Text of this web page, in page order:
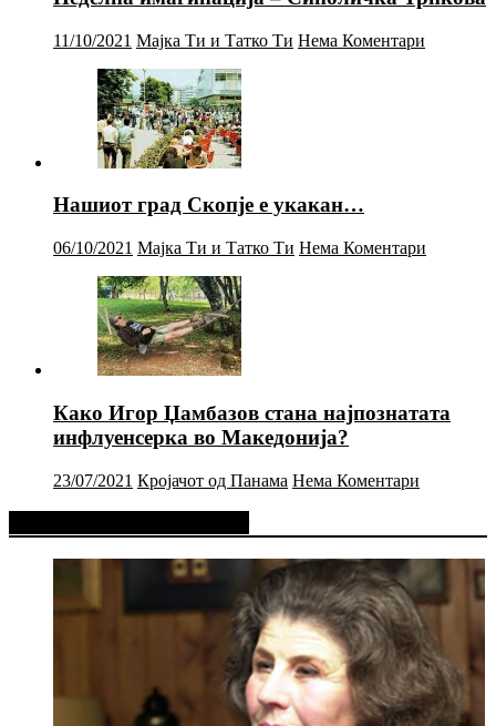
11/10/2021 Мајка Ти и Татко Ти Нема Коментари
Нашиот град Скопје е укакан…
06/10/2021 Мајка Ти и Татко Ти Нема Коментари
Како Игор Џамбазов стана најпознатата
инфлуенсерка во Македонија?
23/07/2021 Кројачот од Панама Нема Коментари